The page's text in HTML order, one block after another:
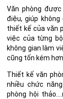
Văn phòng
điệu, giúp
thiết kế của văn
việc của từng
không gian làm
cũng tốn kém hơn.
Thiết kế văn
nhiều chức
phòng hội